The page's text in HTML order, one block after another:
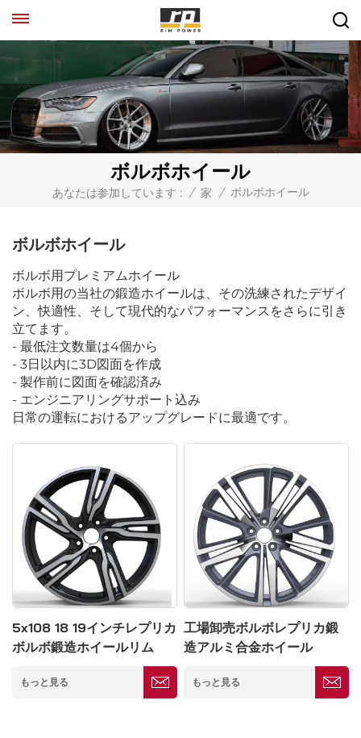
ボルボホイール
あなたは参加しています : / 家 / ボルボホイール
ボルボホイール
ボルボ用プレミアムホイール
ボルボ用の当社の鍛造ホイールは、その洗練されたデザイ
ン、快適性、そして現代的なパフォーマンスをさらに引き
立てます。
- 最低注文数量は4個から
- 3日以内に3D図面を作成
- 製作前に図面を確認済み
- エンジニアリングサポート込み
日常の運転におけるアップグレードに最適です。
5x108 18 19インチレプリカ
ボルボ鍛造ホイールリム
もっと見る
工場卸売ボルボレプリカ鍛
造アルミ合金ホイール
もっと見る